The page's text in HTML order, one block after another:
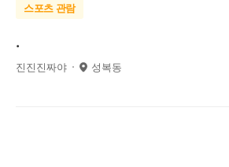
스포츠 관람
.
진진진짜야 성복동